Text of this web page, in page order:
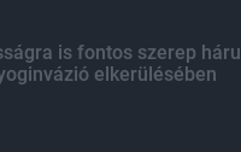
is fontos szerep
elkerülésében